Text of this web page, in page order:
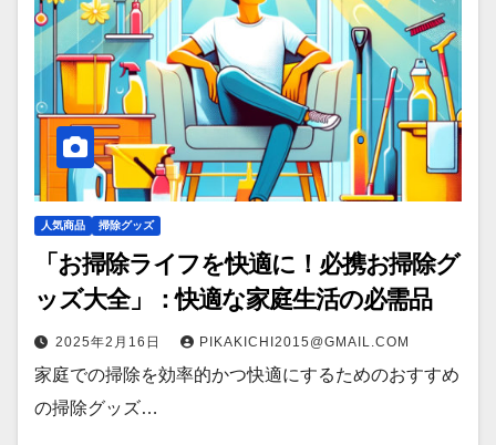
人気商品 掃除グッズ
「お掃除ライフを快適に！必携お掃除グ
ッズ大全」：快適な家庭生活の必需品
2025年2月16日 PIKAKICHI2015@GMAIL.COM
家庭での掃除を効率的かつ快適にするためのおすすめ
の掃除グッズ…